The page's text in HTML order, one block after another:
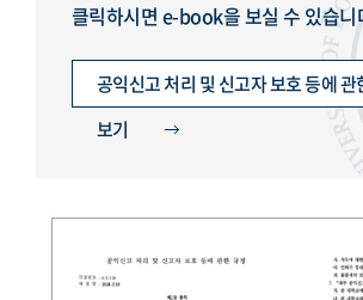
클릭하시면 e-book을 보실 수 있습니
공익신고 처리 및 신고자 보호 등에
보기